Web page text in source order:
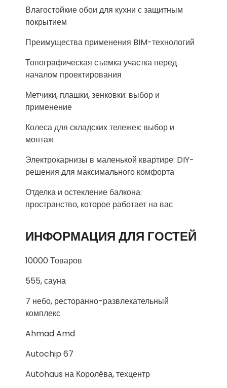
Влагостойкие обои для кухни с защитным
покрытием
Преимущества применения BIM-технологий
Топографическая съемка участка перед
началом проектирования
Метчики, плашки, зенковки: выбор и
применение
Колеса для складских тележек: выбор и
монтаж
Электрокарнизы в маленькой квартире: DIY-
решения для максимального комфорта
Отделка и остекление балкона:
пространство, которое работает на вас
ИНФОРМАЦИЯ ДЛЯ ГОСТЕЙ
10000 Товаров
555, сауна
7 небо, ресторанно-развлекательный
комплекс
Ahmad Amd
Autochip 67
Autohaus на Королёва, техцентр